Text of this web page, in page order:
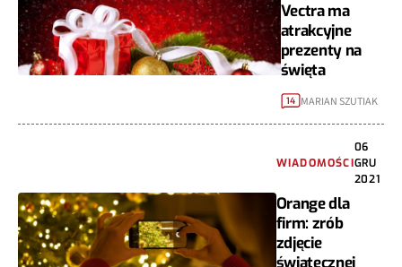
Vectra ma
atrakcyjne
prezenty na
święta
14 MARIAN SZUTIAK
WIADOMOŚCI
06
GRU
2021
Orange dla
firm: zrób
zdjęcie